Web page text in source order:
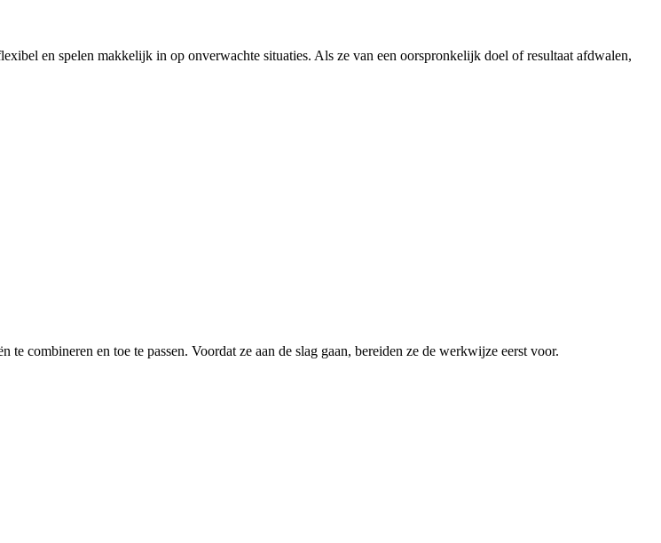
en spelen makkelijk in op onverwachte situaties. Als ze van een oorspronkelijk doel of resultaat afdwalen,
combineren en toe te passen. Voordat ze aan de slag gaan, bereiden ze de werkwijze eerst voor.